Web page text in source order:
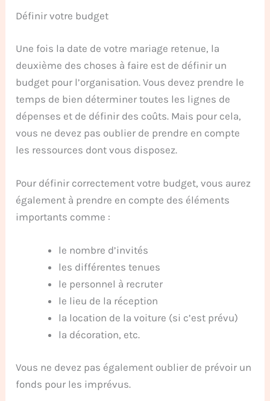
Définir votre budget
Une fois la date de votre mariage retenue, la
deuxième des choses à faire est de définir un
budget pour l’organisation. Vous devez prendre le
temps de bien déterminer toutes les lignes de
dépenses et de définir des coûts. Mais pour cela,
vous ne devez pas oublier de prendre en compte
les ressources dont vous disposez.
Pour définir correctement votre budget, vous aurez
également à prendre en compte des éléments
importants comme :
le nombre d’invités
les différentes tenues
le personnel à recruter
le lieu de la réception
la location de la voiture (si c’est prévu)
la décoration, etc.
Vous ne devez pas également oublier de prévoir un
fonds pour les imprévus.